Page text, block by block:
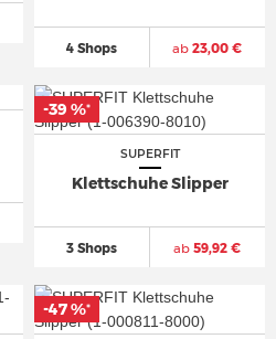
4 Shops ab 23,00 €
SUPERFIT
Klettschuhe Slipper
3 Shops ab 59,92 €
-39 %*
-47 %*